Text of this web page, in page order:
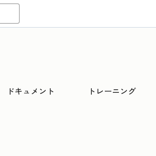
ドキュメント トレーニング